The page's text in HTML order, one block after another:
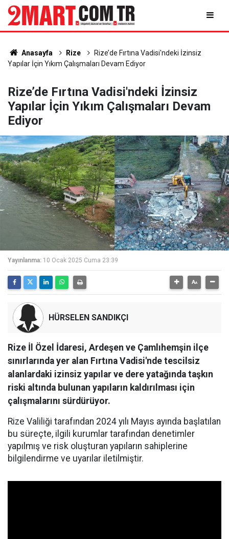
Anasayfa Rize
Rize’de Fırtına Vadisi'ndeki İzinsiz
Yapılar İçin Yıkım Çalışmaları Devam Ediyor
Rize’de Fırtına Vadisi'ndeki İzinsiz
Yapılar İçin Yıkım Çalışmaları Devam
Ediyor
Yayınlanma: 10 Ocak 2025 Cuma 23:39
HÜRSELEN SANDIKÇI
Rize İl Özel İdaresi, Ardeşen ve Çamlıhemşin ilçe
sınırlarında yer alan Fırtına Vadisi'nde tescilsiz
alanlardaki izinsiz yapılar ve dere yatağında taşkın
riski altında bulunan yapıların kaldırılması için
çalışmalarını sürdürüyor.
Rize Valiliği tarafından 2024 yılı Mayıs ayında başlatılan
bu süreçte, ilgili kurumlar tarafından denetimler
yapılmış ve risk oluşturan yapıların sahiplerine
bilgilendirme ve uyarılar iletilmiştir.